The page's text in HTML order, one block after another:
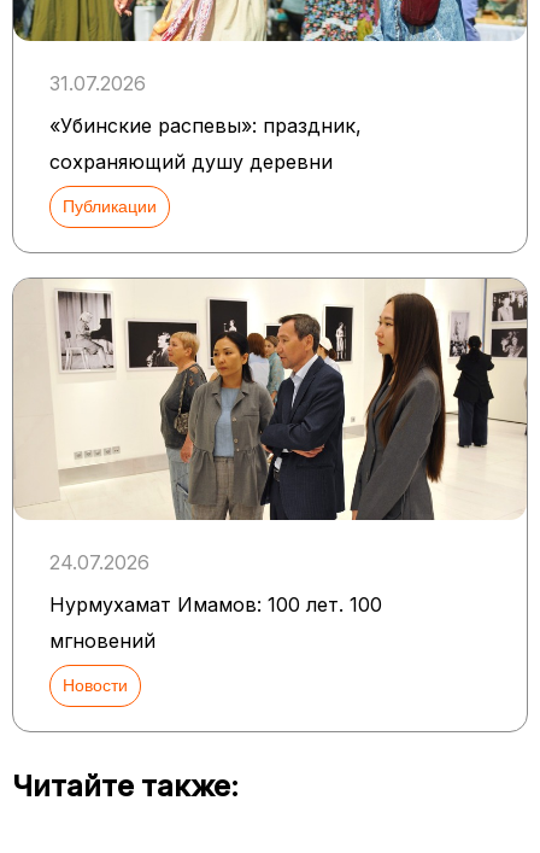
31.07.2026
«Убинские распевы»: праздник,
сохраняющий душу деревни
Публикации
24.07.2026
Нурмухамат Имамов: 100 лет. 100
мгновений
Новости
Читайте также: